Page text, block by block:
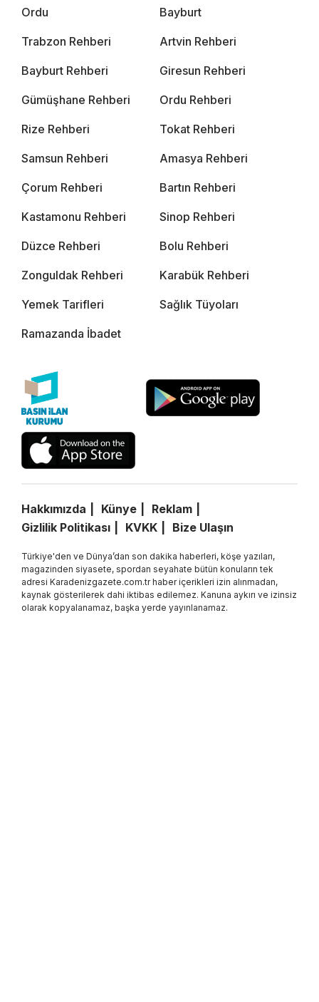
Ordu Bayburt
Trabzon Rehberi Artvin Rehberi
Bayburt Rehberi Giresun Rehberi
Gümüşhane Rehberi Ordu Rehberi
Rize Rehberi Tokat Rehberi
Samsun Rehberi Amasya Rehberi
Çorum Rehberi Bartın Rehberi
Kastamonu Rehberi Sinop Rehberi
Düzce Rehberi Bolu Rehberi
Zonguldak Rehberi Karabük Rehberi
Yemek Tarifleri Sağlık Tüyoları
Ramazanda İbadet
Hakkımızda Künye
Reklam
Gizlilik Politikası
KVKK Bize Ulaşın
Türkiye'den ve Dünya’dan son dakika haberleri, köşe yazıları,
magazinden siyasete, spordan seyahate bütün konuların tek
adresi Karadenizgazete.com.tr haber içerikleri izin alınmadan,
kaynak gösterilerek dahi iktibas edilemez. Kanuna aykırı ve izinsiz
olarak kopyalanamaz, başka yerde yayınlanamaz.